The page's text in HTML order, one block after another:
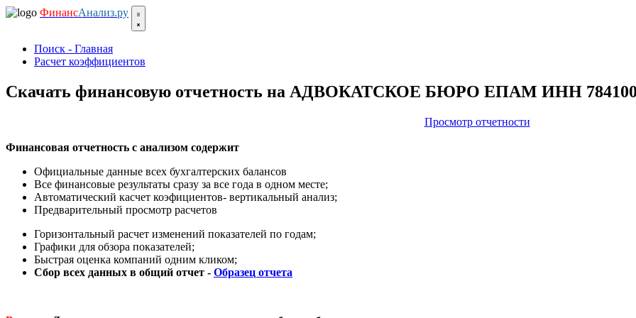
ФинансАнализ.ру
Поиск - Главная
Расчет коэффициентов
Скачать финансовую отчетность на АДВОКАТСКОЕ БЮРО ЕПАМ ИНН
Просмотр отчетности
Финансовая отчетность с анализом содержит
Официальные данные всех бухгалтерских балансов
Все финансовые результаты сразу за все года в одном месте;
Автоматический касчет коэфициентов- вертикальный анализ;
Предварительный просмотр расчетов
Горизонтальный расчет изменений показателей по годам;
Графики для обзора показателей;
Быстрая оценка компаний одним кликом;
Сбор всех данных в общий отчет - Образец отчета